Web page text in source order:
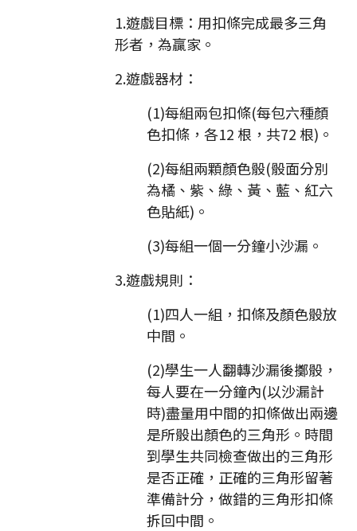
1.遊戲目標：用扣條完成最多三角
形者，為贏家。
2.遊戲器材：
(1)每組兩包扣條(每包六種顏
色扣條，各12 根，共72 根)。
(2)每組兩顆顏色骰(骰面分別
為橘、紫、綠、黃、藍、紅六
色貼紙)。
(3)每組一個一分鐘小沙漏。
3.遊戲規則：
(1)四人一組，扣條及顏色骰放
中間。
(2)學生一人翻轉沙漏後擲骰，
每人要在一分鐘內(以沙漏計
時)盡量用中間的扣條做出兩邊
是所骰出顏色的三角形。時間
到學生共同檢查做出的三角形
是否正確，正確的三角形留著
準備計分，做錯的三角形扣條
拆回中間。